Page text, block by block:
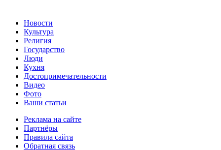
Новости
Культура
Религия
Государство
Люди
Кухня
Достопримечательности
Видео
Фото
Ваши статьи
Реклама на сайте
Партнёры
Правила сайта
Обратная связь